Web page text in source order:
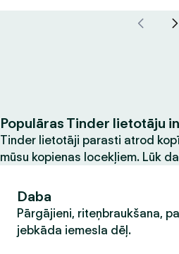
Populāras Tinder lietotāju
Tinder lietotāji parasti atrod
mūsu kopienas locekļiem. Lūk
Daba
Pārgājieni, riteņbraukšana,
jebkāda iemesla dēļ.